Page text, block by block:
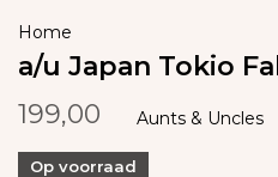
Home
a/u Japan Tokio
199,00
Aunts & Uncles
Op voorraad